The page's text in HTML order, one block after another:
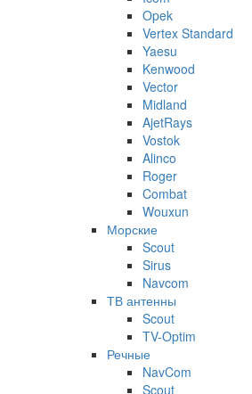
Opek
Vertex Standard
Yaesu
Kenwood
Vector
Midland
AjetRays
Vostok
Alinco
Roger
Combat
Wouxun
Морские
Scout
Sirus
Navcom
ТВ антенны
Scout
TV-Optim
Речные
NavCom
Scout